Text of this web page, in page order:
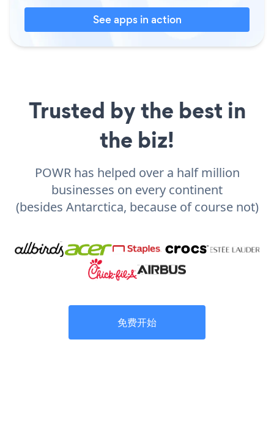
See apps in action
Trusted by the best in
the biz!
POWR has helped over a half million
businesses on every continent
(besides Antarctica, because of course not)
免费开始